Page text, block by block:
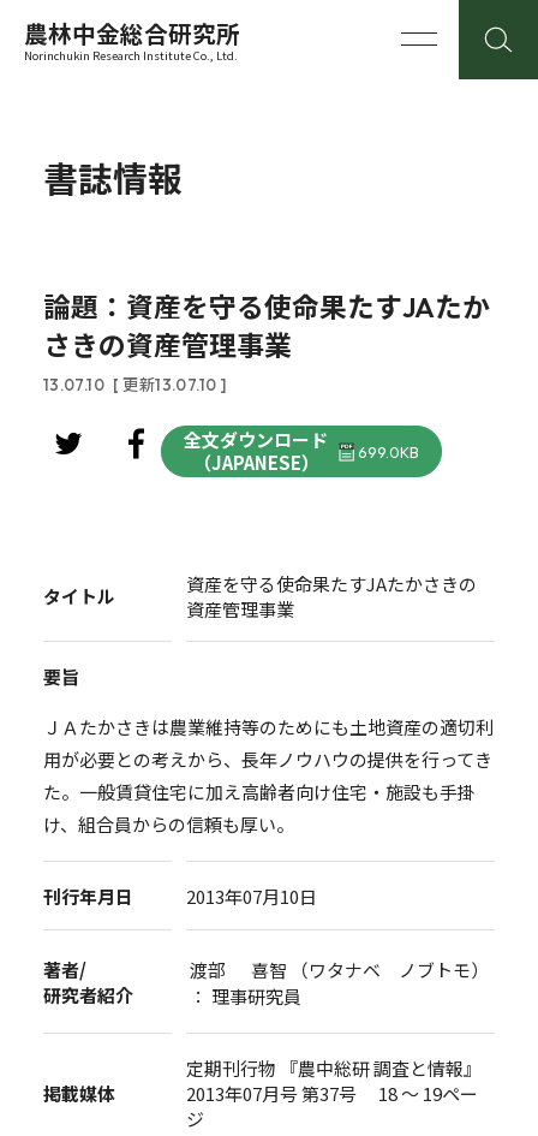
農林中金総合研究所
Norinchukin Research Institute Co., Ltd.
書誌情報
論題：資産を守る使命果たすJAたか
さきの資産管理事業
13.07.10 [ 更新13.07.10 ]
全文ダウンロード
（JAPANESE）
699.0KB
タイトル
資産を守る使命果たすJAたかさきの
資産管理事業
要旨
ＪＡたかさきは農業維持等のためにも土地資産の適切利
用が必要との考えから、長年ノウハウの提供を行ってき
た。一般賃貸住宅に加え高齢者向け住宅・施設も手掛
け、組合員からの信頼も厚い。
刊行年月日 2013年07月10日
著者/
研究者紹介
渡部 喜智 （ワタナベ ノブトモ）
： 理事研究員
掲載媒体
定期刊行物 『農中総研 調査と情報』
2013年07月号 第37号 18 ～ 19ペー
ジ